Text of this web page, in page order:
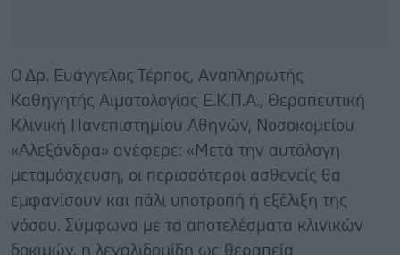
Ο Δρ. Ευάγγελος Τέρπος, Αναπληρωτής
Καθηγητής Αιματολογίας Ε.Κ.Π.Α., Θεραπευτική
Κλινική Πανεπιστημίου Αθηνών, Νοσοκομείου
«Αλεξάνδρα» ανέφερε: «Μετά την αυτόλογη
μεταμόσχευση, οι περισσότεροι ασθενείς θα
εμφανίσουν και πάλι υποτροπή ή εξέλιξη της
νόσου. Σύμφωνα με τα αποτελέσματα κλινικών
δοκιμών, η λεναλιδομίδη ως θεραπεία